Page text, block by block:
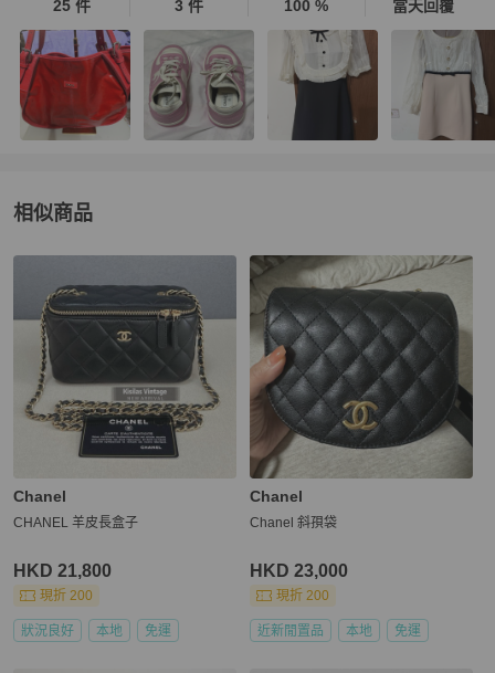
25 件 3 件 100 % 當天回覆
相似商品
更多相似Chanel女包推薦精品
Chanel
CHANEL 羊皮長盒子
HKD 21,800
現折 200
狀況良好 本地 免運
Chanel
Chanel 斜孭袋
HKD 23,000
現折 200
近新閒置品 本地 免運